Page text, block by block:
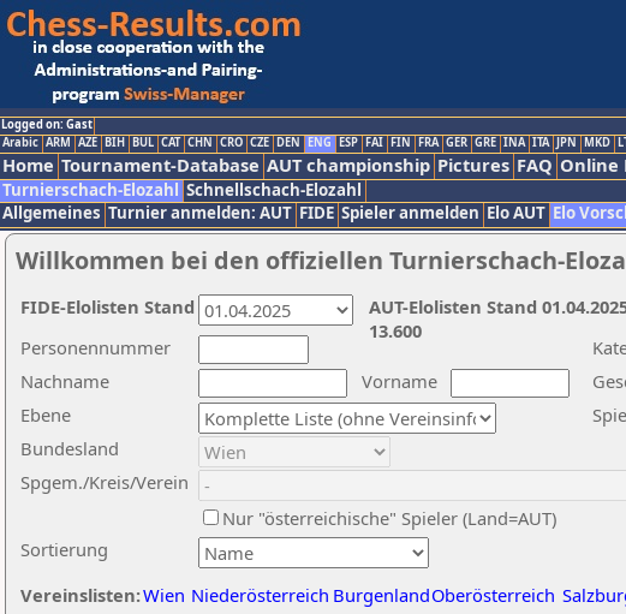
Logged on: Gast
Arabic ARM AZE BIH BUL CAT CHN CRO CZE DEN ENG ESP FAI FIN FRA GER GRE INA ITA JPN MKD
Home Tournament-Database AUT championship Pictures FAQ Online
Turnierschach-Elozahl Schnellschach-Elozahl
Allgemeines Turnier anmelden: AUT FIDE Spieler anmelden Elo AUT Elo
Willkommen bei den offiziellen Turnierschach-
Nachname
Vorname
Ebene
Sortierung
Personennummer
Bundesland
Spgem./Kreis/Verein
Nur "österreichische" Spieler (Land=AUT)
Vereinslisten:Wien Niederösterreich BurgenlandOberösterreich
AUT-Elolisten Stand
13.600
FIDE-Elolisten Stand